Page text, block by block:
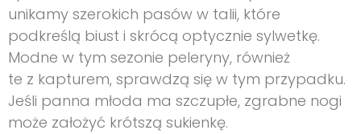
unikamy szerokich pasów w talii, które
podkreślą biust i skrócą optycznie sylwetkę.
Modne w tym sezonie peleryny, również
te z kapturem, sprawdzą się w tym przypadku.
Jeśli panna młoda ma szczupłe, zgrabne nogi
może założyć krótszą sukienkę.